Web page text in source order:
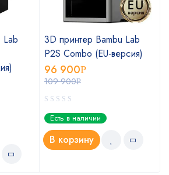
Lab
3D принтер Bambu Lab
P2S Combo (EU-версия)
109 900Р
96 900Р
Есть в наличии
В корзину